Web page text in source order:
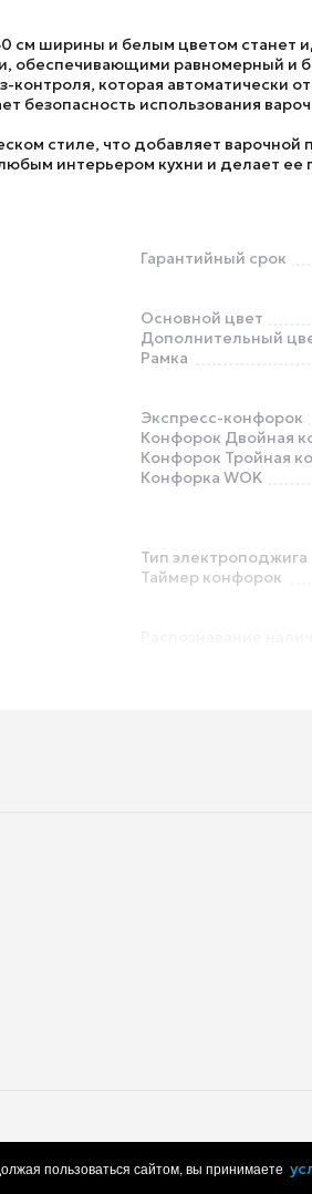
см ширины и белым цветом станет
обеспечивающими равномерный и
которая автоматически
безопасность использования
стиле, что добавляет варочной
интерьером кухни и делает
Гарантийный срок
Основной цвет
Дополнительный
Рамка
Экспресс-конфорок
Конфорок Двойная
Конфорок Тройная
Конфорка WOK
Тип электроподжига
Таймер конфорок
данныхПользовательское соглашение
пользоваться сайтом, вы принимаете